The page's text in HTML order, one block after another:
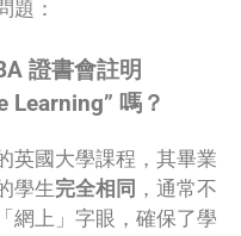
題：
證書會註明
Learning” 嗎？
英國大學課程，其畢業
學生完全相同 ，通常不
網上」字眼，確保了學